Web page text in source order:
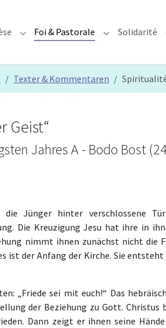
Submenu for "Archidiocèse"
Foi & Pastorale Submenu for
Solidarité
Texter & Kommentaren
Geist“
Jahres A - Bodo Bost
Jünger hinter verschlossene
Die Kreuzigung Jesu hat ihre in
nimmt ihnen zunächst nicht die
ist der Anfang der Kirche. Sie
„Friede sei mit euch!“ Das
der Beziehung zu Gott.
Dann zeigt er ihnen seine